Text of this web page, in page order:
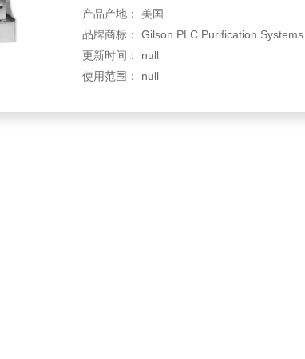
产品产地： 美国
品牌商标： Gilson PLC Purification Systems
更新时间： null
使用范围： null